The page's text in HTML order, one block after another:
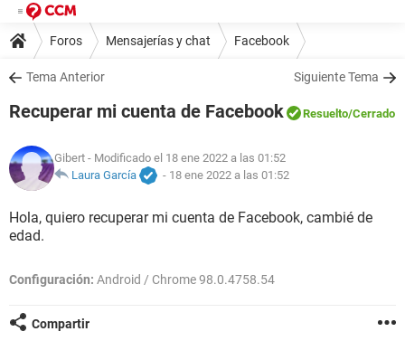
Foros Mensajerías y chat Facebook
Tema Anterior Siguiente Tema
Recuperar mi cuenta de Facebook Resuelto/Cerrado
Gibert - Modificado el 18 ene 2022 a las 01:52
Laura García
- 18 ene 2022 a las 01:52
Hola, quiero recuperar mi cuenta de Facebook, cambié de
edad.
Configuración: Android / Chrome 98.0.4758.54
Compartir